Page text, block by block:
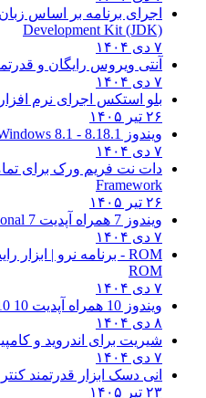
اجرای برنامه بر اساس
Development Kit (JDK)
۷ دی ۱۴۰۴
آنتی ویروس رایگان و
۷ دی ۱۴۰۴
بلو استکس اجرای نرم افزار
۲۶ تیر ۱۴۰۵
ویندوز 8.1
8.1 - Microsoft Windows 8.1
۷ دی ۱۴۰۴
دات نت فریم ورک برای
Framework
۲۶ تیر ۱۴۰۵
ویندوز 7 همراه آپدیت 7 SP1
۷ دی ۱۴۰۴
ROM - برنامه نرو | ابزار رایت حرفه ای و
ROM
۷ دی ۱۴۰۴
ویندوز 10 همراه آپدیت 10 22H2
۸ دی ۱۴۰۴
شیریت برای اندروید و
۷ دی ۱۴۰۴
انی دسک ابزار قدرتمند
۲۳ تیر ۱۴۰۵